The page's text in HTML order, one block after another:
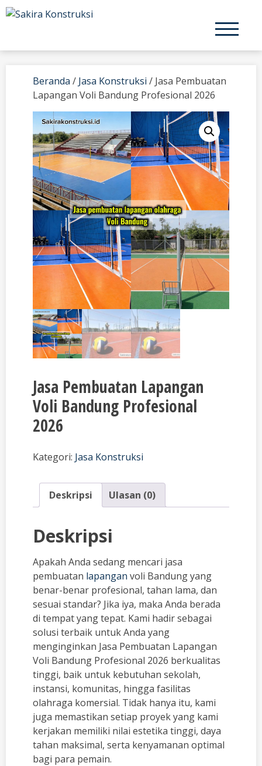
Skip
Beranda / Jasa Konstruksi / Jasa Pembuatan
Lapangan Voli Bandung Profesional 2026
Jasa Pembuatan Lapangan
Voli Bandung Profesional
2026
Kategori: Jasa Konstruksi
Deskripsi Ulasan (0)
Deskripsi
Apakah Anda sedang mencari jasa
pembuatan lapangan voli Bandung yang
benar-benar profesional, tahan lama, dan
sesuai standar? Jika iya, maka Anda berada
di tempat yang tepat. Kami hadir sebagai
solusi terbaik untuk Anda yang
menginginkan Jasa Pembuatan Lapangan
Voli Bandung Profesional 2026 berkualitas
tinggi, baik untuk kebutuhan sekolah,
instansi, komunitas, hingga fasilitas
olahraga komersial. Tidak hanya itu, kami
juga memastikan setiap proyek yang kami
kerjakan memiliki nilai estetika tinggi, daya
tahan maksimal, serta kenyamanan optimal
bagi para pemain.